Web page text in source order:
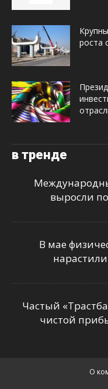
роста
в тренде
выросли
В мае
Частый
чистой
О